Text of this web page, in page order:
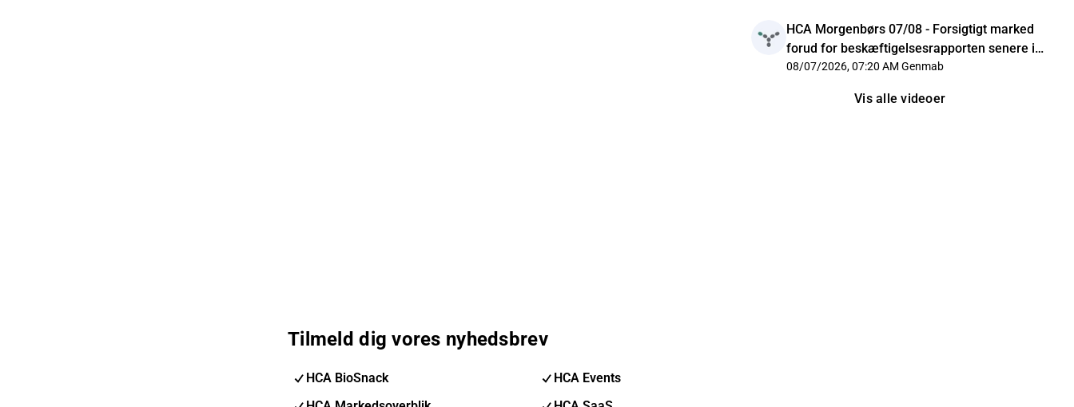
HCA Morgenbørs 07/08 - Forsigtigt marked
forud for beskæftigelsesrapporten senere i
dag
08/07/2026, 07:20 AM Genmab
Vis alle videoer
Tilmeld dig vores nyhedsbrev
HCA BioSnack
HCA Events